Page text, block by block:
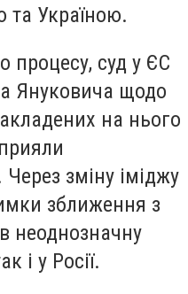
та Україною.
процесу, суд у ЄС
Януковича щодо
на нього
Через зміну іміджу
зближення з
неоднозначну
і у Росії.